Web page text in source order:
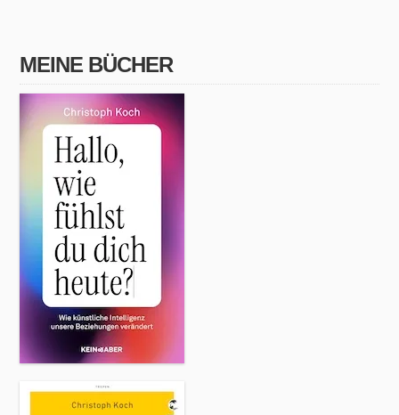
MEINE BÜCHER